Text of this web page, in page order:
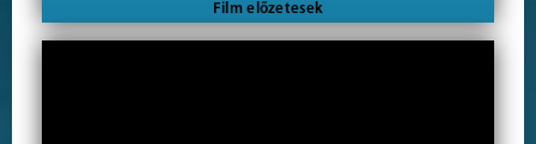
Film előzetesek